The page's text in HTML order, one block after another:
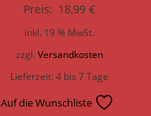
Preis: 18,99 €
inkl. 19 % MwSt.
zzgl. Versandkosten
Lieferzeit:4 bis 7 Tage
Auf die Wunschliste